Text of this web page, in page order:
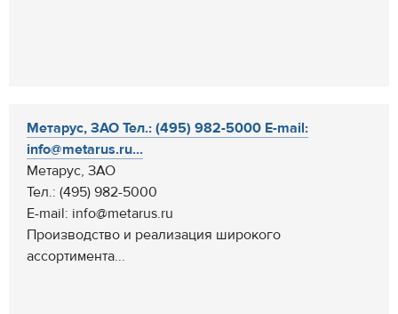
Метарус, ЗАО Тел.: (495) 982-5000 E-mail:
info@metarus.ru...
Метарус, ЗАО
Тел.: (495) 982-5000
E-mail: info@metarus.ru
Производство и реализация широкого
ассортимента...